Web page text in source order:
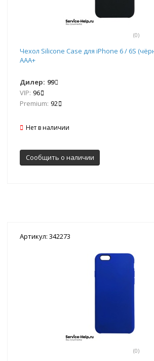
(0)
Чехол Silicone Case для iPhone 6 / 6S
AAA+
Дилер: 99
VIP: 96
Premium: 92
Нет в наличии
Сообщить о наличии
Артикул: 342273
(0)